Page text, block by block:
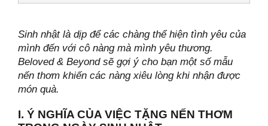
Sinh nhật là dịp để các chàng thể hiện tình yêu của
mình đến với cô nàng mà mình yêu thương.
Beloved & Beyond sẽ gợi ý cho bạn một số mẫu
nến thơm khiến các nàng xiêu lòng khi nhận được
món quà.
I. Ý NGHĨA CỦA VIỆC TẶNG NẾN THƠM
MỐI QUAN HỆ